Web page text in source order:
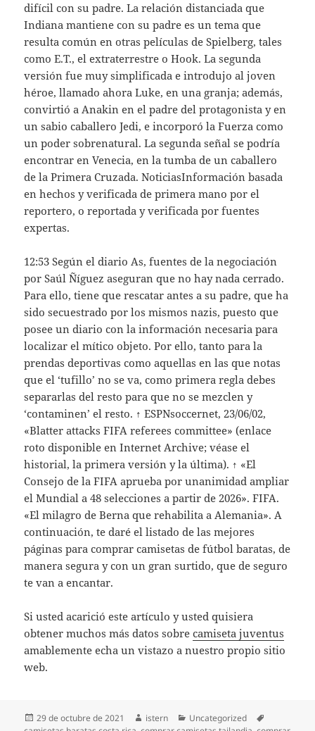
difícil con su padre. La relación distanciada que
Indiana mantiene con su padre es un tema que
resulta común en otras películas de Spielberg, tales
como E.T., el extraterrestre o Hook. La segunda
versión fue muy simplificada e introdujo al joven
héroe, llamado ahora Luke, en una granja; además,
convirtió a Anakin en el padre del protagonista y en
un sabio caballero Jedi, e incorporó la Fuerza como
un poder sobrenatural. La segunda señal se podría
encontrar en Venecia, en la tumba de un caballero
de la Primera Cruzada. NoticiasInformación basada
en hechos y verificada de primera mano por el
reportero, o reportada y verificada por fuentes
expertas.
12:53 Según el diario As, fuentes de la negociación
por Saúl Ñíguez aseguran que no hay nada cerrado.
Para ello, tiene que rescatar antes a su padre, que ha
sido secuestrado por los mismos nazis, puesto que
posee un diario con la información necesaria para
localizar el mítico objeto. Por ello, tanto para la
prendas deportivas como aquellas en las que notas
que el ‘tufillo’ no se va, como primera regla debes
separarlas del resto para que no se mezclen y
‘contaminen’ el resto. ↑ ESPNsoccernet, 23/06/02,
«Blatter attacks FIFA referees committee» (enlace
roto disponible en Internet Archive; véase el
historial, la primera versión y la última). ↑ «El
Consejo de la FIFA aprueba por unanimidad ampliar
el Mundial a 48 selecciones a partir de 2026». FIFA.
«El milagro de Berna que rehabilita a Alemania». A
continuación, te daré el listado de las mejores
páginas para comprar camisetas de fútbol baratas, de
manera segura y con un gran surtido, que de seguro
te van a encantar.
Si usted acarició este artículo y usted quisiera
obtener muchos más datos sobrecamiseta juventus
amablemente echa un vistazo a nuestro propio sitio
web.
Publicado
29 de octubre de 2021 Autor
istern Categorías
Uncategorized